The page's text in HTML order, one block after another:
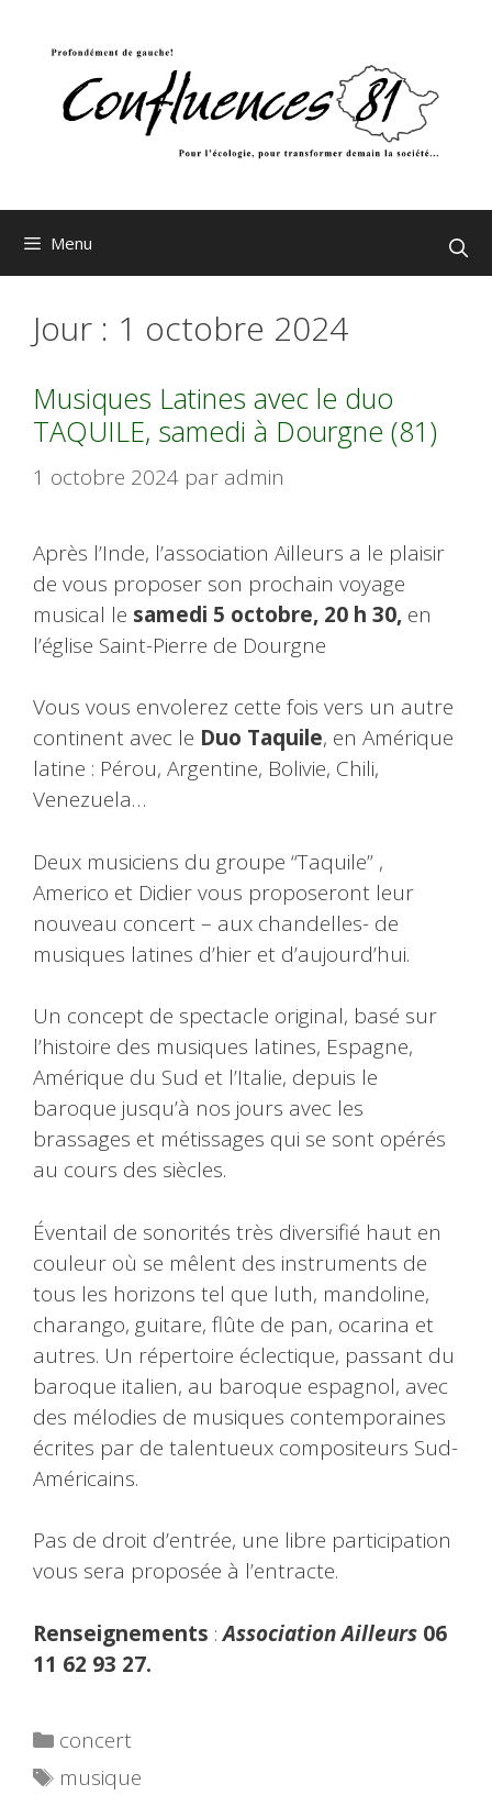
Menu
Jour : 1 octobre 2024
Musiques Latines avec le duo
TAQUILE, samedi à Dourgne (81)
1 octobre 2024 par admin
Après l’Inde, l’association Ailleurs a le plaisir
de vous proposer son prochain voyage
musical le samedi 5 octobre, 20 h 30, en
l’église Saint-Pierre de Dourgne
Vous vous envolerez cette fois vers un autre
continent avec le Duo Taquile, en Amérique
latine : Pérou, Argentine, Bolivie, Chili,
Venezuela…
Deux musiciens du groupe “Taquile” ,
Americo et Didier vous proposeront leur
nouveau concert – aux chandelles- de
musiques latines d’hier et d’aujourd’hui.
Un concept de spectacle original, basé sur
l’histoire des musiques latines, Espagne,
Amérique du Sud et l’Italie, depuis le
baroque jusqu’à nos jours avec les
brassages et métissages qui se sont opérés
au cours des siècles.
Éventail de sonorités très diversifié haut en
couleur où se mêlent des instruments de
tous les horizons tel que luth, mandoline,
charango, guitare, flûte de pan, ocarina et
autres. Un répertoire éclectique, passant du
baroque italien, au baroque espagnol, avec
des mélodies de musiques contemporaines
écrites par de talentueux compositeurs Sud-
Américains.
Pas de droit d’entrée, une libre participation
vous sera proposée à l’entracte.
Renseignements :Association Ailleurs 06
11 62 93 27.
Catégories
concert
Étiquettes
musique